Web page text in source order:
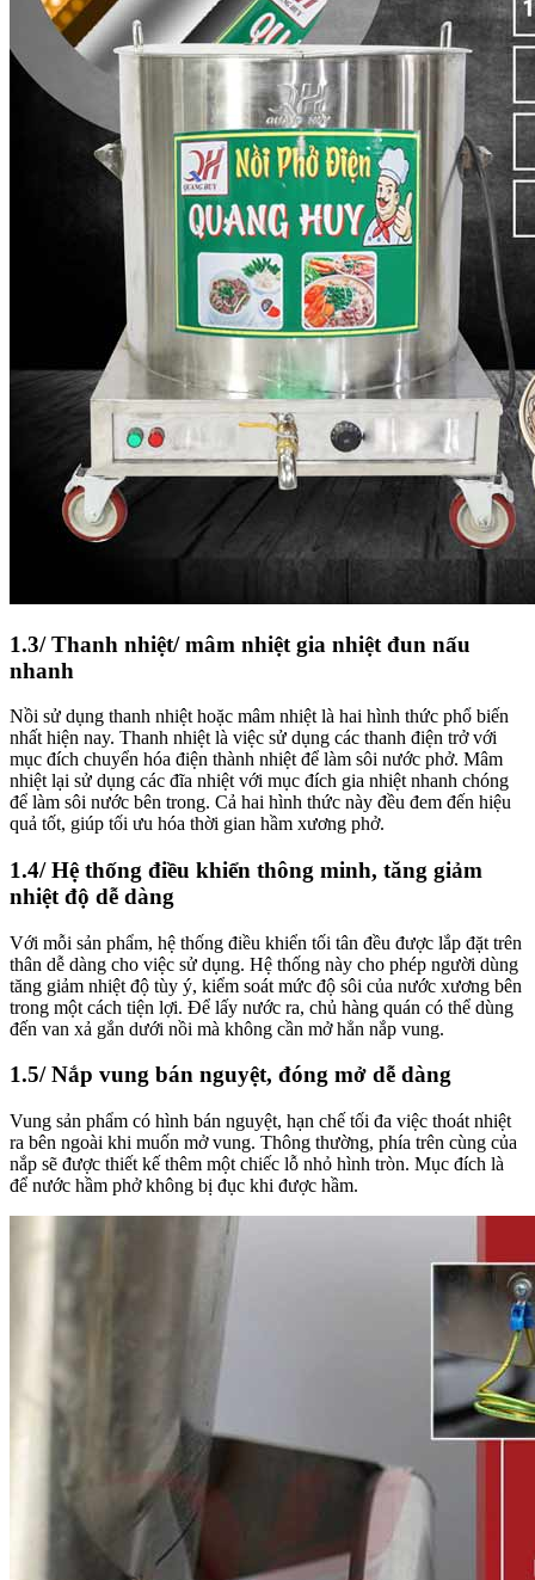
1.3/ Thanh nhiệt/ mâm nhiệt gia nhiệt đun nấu
nhanh
Nồi sử dụng thanh nhiệt hoặc mâm nhiệt là hai hình thức phổ biến
nhất hiện nay. Thanh nhiệt là việc sử dụng các thanh điện trở với
mục đích chuyển hóa điện thành nhiệt để làm sôi nước phở. Mâm
nhiệt lại sử dụng các đĩa nhiệt với mục đích gia nhiệt nhanh chóng
để làm sôi nước bên trong. Cả hai hình thức này đều đem đến hiệu
quả tốt, giúp tối ưu hóa thời gian hầm xương phở.
1.4/ Hệ thống điều khiển thông minh, tăng giảm
nhiệt độ dễ dàng
Với mỗi sản phẩm, hệ thống điều khiển tối tân đều được lắp đặt trên
thân dễ dàng cho việc sử dụng. Hệ thống này cho phép người dùng
tăng giảm nhiệt độ tùy ý, kiểm soát mức độ sôi của nước xương bên
trong một cách tiện lợi. Để lấy nước ra, chủ hàng quán có thể dùng
đến van xả gắn dưới nồi mà không cần mở hẳn nắp vung.
1.5/ Nắp vung bán nguyệt, đóng mở dễ dàng
Vung sản phẩm có hình bán nguyệt, hạn chế tối đa việc thoát nhiệt
ra bên ngoài khi muốn mở vung. Thông thường, phía trên cùng của
nắp sẽ được thiết kế thêm một chiếc lỗ nhỏ hình tròn. Mục đích là
để nước hầm phở không bị đục khi được hầm.